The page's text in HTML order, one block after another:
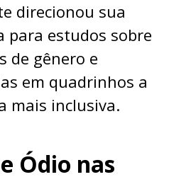
direcionou sua
para estudos sobre
de gênero e
em quadrinhos a
mais inclusiva.
Ódio nas